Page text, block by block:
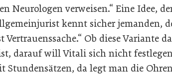
Neurologen verweisen.“ Eine Idee,
kennt sicher jemanden,
Ob diese Variante
darauf will Vitali sich nicht
Stundensätzen, da legt man die